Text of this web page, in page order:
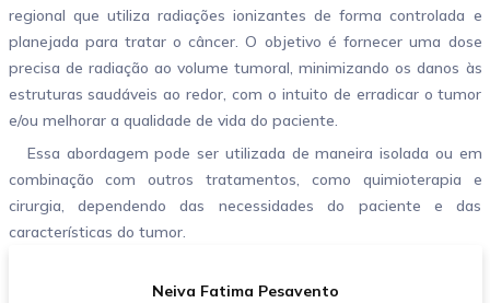
regional que utiliza radiações ionizantes de forma controlada e
planejada para tratar o câncer. O objetivo é fornecer uma dose
precisa de radiação ao volume tumoral, minimizando os danos às
estruturas saudáveis ao redor, com o intuito de erradicar o tumor
e/ou melhorar a qualidade de vida do paciente.
Essa abordagem pode ser utilizada de maneira isolada ou em
combinação com outros tratamentos, como quimioterapia e
cirurgia, dependendo das necessidades do paciente e das
características do tumor.
Neiva Fatima Pesavento